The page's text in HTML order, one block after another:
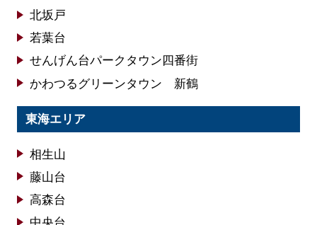
北坂戸
若葉台
せんげん台パークタウン四番街
かわつるグリーンタウン 新鶴
東海エリア
相生山
藤山台
高森台